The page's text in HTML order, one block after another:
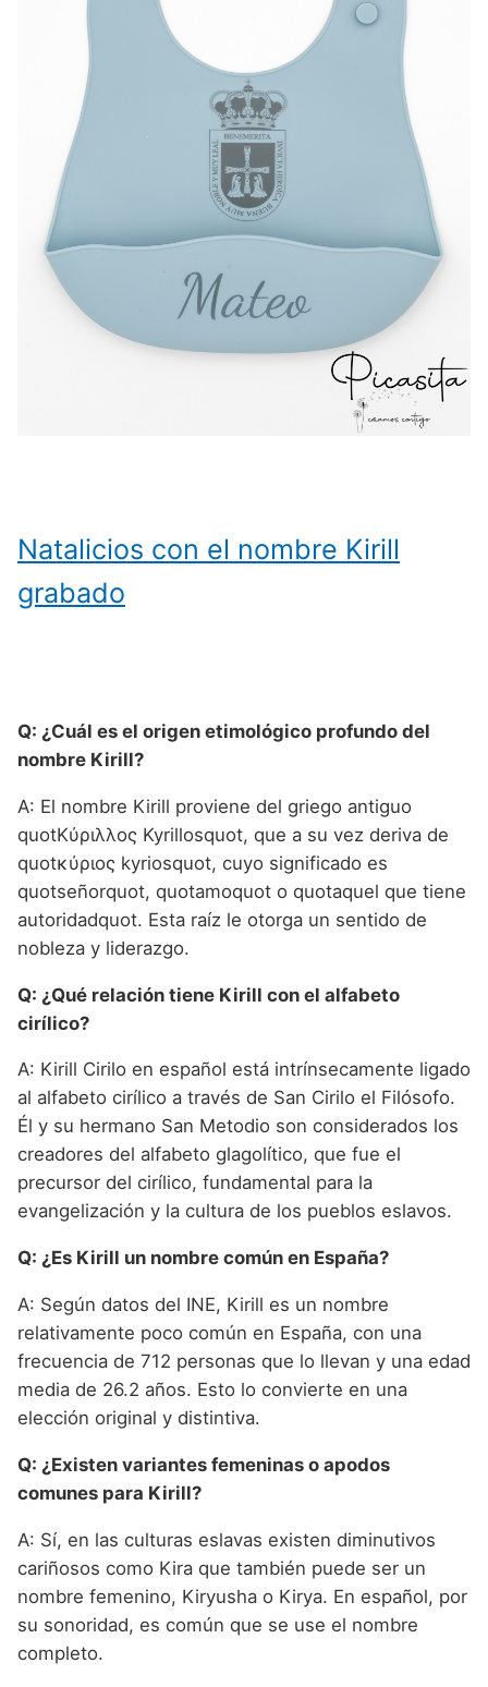
Natalicios con el nombre Kirill
grabado
Q: ¿Cuál es el origen etimológico profundo del
nombre Kirill?
A: El nombre Kirill proviene del griego antiguo
quotΚύριλλος Kyrillosquot, que a su vez deriva de
quotκύριος kyriosquot, cuyo significado es
quotseñorquot, quotamoquot o quotaquel que tiene
autoridadquot. Esta raíz le otorga un sentido de
nobleza y liderazgo.
Q: ¿Qué relación tiene Kirill con el alfabeto
cirílico?
A: Kirill Cirilo en español está intrínsecamente ligado
al alfabeto cirílico a través de San Cirilo el Filósofo.
Él y su hermano San Metodio son considerados los
creadores del alfabeto glagolítico, que fue el
precursor del cirílico, fundamental para la
evangelización y la cultura de los pueblos eslavos.
Q: ¿Es Kirill un nombre común en España?
A: Según datos del INE, Kirill es un nombre
relativamente poco común en España, con una
frecuencia de 712 personas que lo llevan y una edad
media de 26.2 años. Esto lo convierte en una
elección original y distintiva.
Q: ¿Existen variantes femeninas o apodos
comunes para Kirill?
A: Sí, en las culturas eslavas existen diminutivos
cariñosos como Kira que también puede ser un
nombre femenino, Kiryusha o Kirya. En español, por
su sonoridad, es común que se use el nombre
completo.